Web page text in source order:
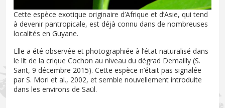
Cette espèce exotique originaire d’Afrique et d’Asie, qui tend
à devenir pantropicale, est déjà connu dans de nombreuses
localités en Guyane.
Elle a été observée et photographiée à l’état naturalisé dans
le lit de la crique Cochon au niveau du dégrad Demailly (S.
Sant, 9 décembre 2015). Cette espèce n’était pas signalée
par S. Mori et al., 2002, et semble nouvellement introduite
dans les environs de Saül.